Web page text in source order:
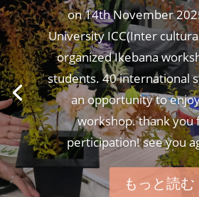
on 14th November
University ICC(Inter
organized Ikebana
students. 40 international
an opportunity to
workshop. thank you
perticipation! see you
もっと読む